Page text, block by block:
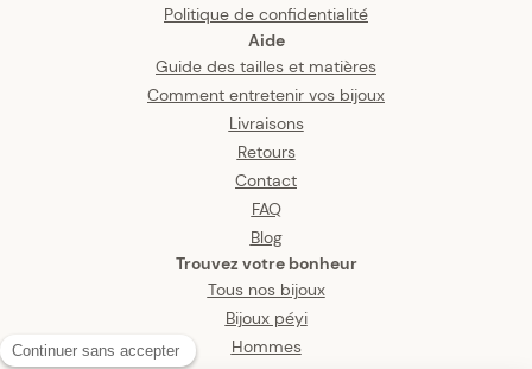
Politique de confidentialité
Aide
Guide des tailles et matières
Comment entretenir vos bijoux
Livraisons
Retours
Contact
FAQ
Blog
Trouvez votre bonheur
Tous nos bijoux
Bijoux péyi
Hommes